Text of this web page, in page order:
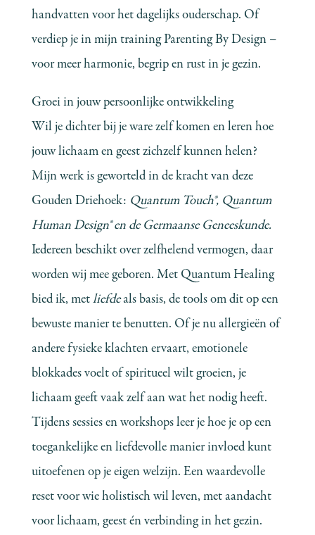
handvatten voor het dagelijks ouderschap. Of
verdiep je in mijn training Parenting By Design –
voor meer harmonie, begrip en rust in je gezin.
Groei in jouw persoonlijke ontwikkeling
Wil je dichter bij je ware zelf komen en leren hoe
jouw lichaam en geest zichzelf kunnen helen?
Mijn werk is geworteld in de kracht van deze
Gouden Driehoek: Quantum Touch®, Quantum
Human Design® en de Germaanse Geneeskunde.
Iedereen beschikt over zelfhelend vermogen, daar
worden wij mee geboren. Met Quantum Healing
bied ik, metliefdeals basis, de tools om dit op een
bewuste manier te benutten. Of je nu allergieën of
andere fysieke klachten ervaart, emotionele
blokkades voelt of spiritueel wilt groeien, je
lichaam geeft vaak zelf aan wat het nodig heeft.
Tijdens sessies en workshops leer je hoe je op een
toegankelijke en liefdevolle manier invloed kunt
uitoefenen op je eigen welzijn. Een waardevolle
reset voor wie holistisch wil leven, met aandacht
voor lichaam, geest én verbinding in het gezin.